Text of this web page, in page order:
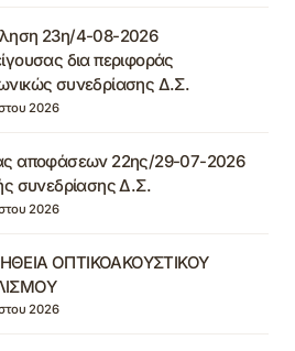
23η/4-08-2026
δια περιφοράς
συνεδρίασης Δ.Σ.
2026
αποφάσεων 22ης/29-07-2026
συνεδρίασης Δ.Σ.
2026
ΟΠΤΙΚΟΑΚΟΥΣΤΙΚΟΥ
2026